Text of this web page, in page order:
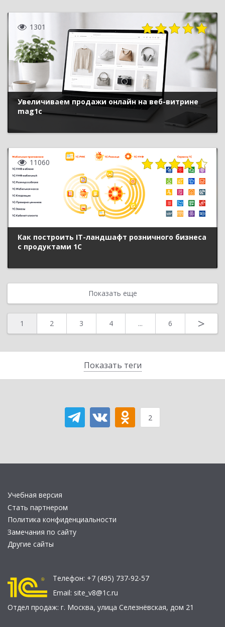
Показать теги
1301
Увеличиваем продажи онлайн на веб-витрине
mag1c
11060
Как построить IT-ландшафт розничного бизнеса
с продуктами 1С
Показать еще
1 2 3 4 ... 6 >
2
Учебная версия
Стать партнером
Политика конфиденциальности
Замечания по сайту
Другие сайты
Телефон: +7 (495) 737-92-57
Email: site_v8@1c.ru
Отдел продаж: г. Москва, улица Селезнёвская, дом 21